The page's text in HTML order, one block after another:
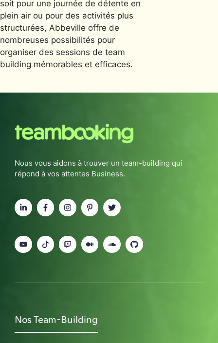
soit pour une journée de détente en
plein air ou pour des activités plus
structurées, Abbeville offre de
nombreuses possibilités pour
organiser des sessions de team
building mémorables et efficaces.
Nous vous aidons à trouver un team-building qui
répond à vos attentes Business.
Nos Team-Building